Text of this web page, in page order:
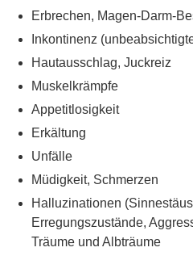
Erbrechen, Magen-Darm-
Inkontinenz
Hautausschlag, Juckreiz
Muskelkrämpfe
Appetitlosigkeit
Erkältung
Unfälle
Müdigkeit, Schmerzen
Halluzinationen
Erregungszustände,
Träume und Albträume